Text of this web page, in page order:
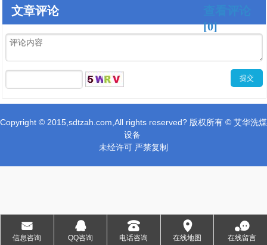
[0]
文章评论
Copyright © 2015,sdtzah.com,All rights reserved? 版权所有 © 艾华洗煤
设备
未经许可 严禁复制
󰄸
信息咨询
󰇇
QQ咨询
󰇯
电话咨询
󰅊
在线地图
󰂮
在线留言